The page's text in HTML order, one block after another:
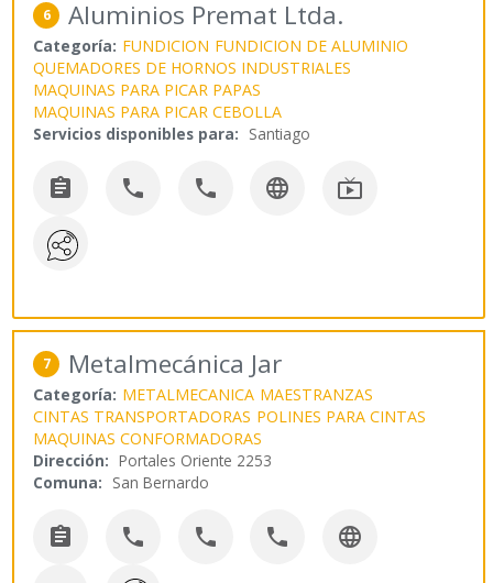
6 Aluminios Premat Ltda.
Categoría: FUNDICION FUNDICION DE ALUMINIO
QUEMADORES DE HORNOS INDUSTRIALES
MAQUINAS PARA PICAR PAPAS
MAQUINAS PARA PICAR CEBOLLA
Servicios disponibles para: Santiago
    
7 Metalmecánica Jar
Categoría: METALMECANICA MAESTRANZAS
CINTAS TRANSPORTADORAS POLINES PARA CINTAS
MAQUINAS CONFORMADORAS
Dirección: Portales Oriente 2253
Comuna: San Bernardo
    